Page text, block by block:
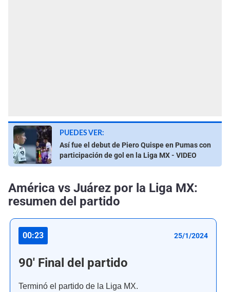
PUEDES VER:
Así fue el debut de Piero Quispe en Pumas con
participación de gol en la Liga MX - VIDEO
América vs Juárez por la Liga MX:
resumen del partido
00:23 25/1/2024
90' Final del partido
Terminó el partido de la Liga MX.